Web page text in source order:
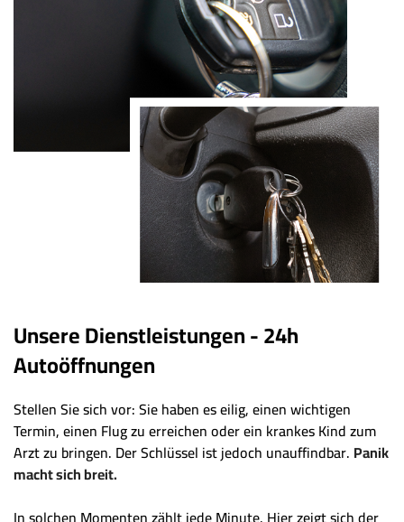
Unsere Dienstleistungen - 24h
Autoöffnungen
Stellen Sie sich vor: Sie haben es eilig, einen wichtigen
Termin, einen Flug zu erreichen oder ein krankes Kind zum
Arzt zu bringen. Der Schlüssel ist jedoch unauffindbar. Panik
macht sich breit.